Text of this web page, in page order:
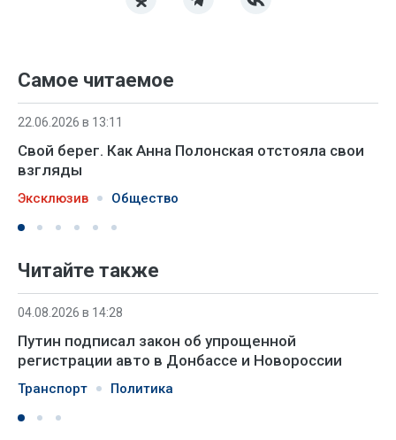
Самое читаемое
22.06.2026 в 13:11
Свой берег. Как Анна Полонская отстояла свои
взгляды
Эксклюзив Общество
Читайте также
04.08.2026 в 14:28
Путин подписал закон об упрощенной
регистрации авто в Донбассе и Новороссии
Транспорт Политика